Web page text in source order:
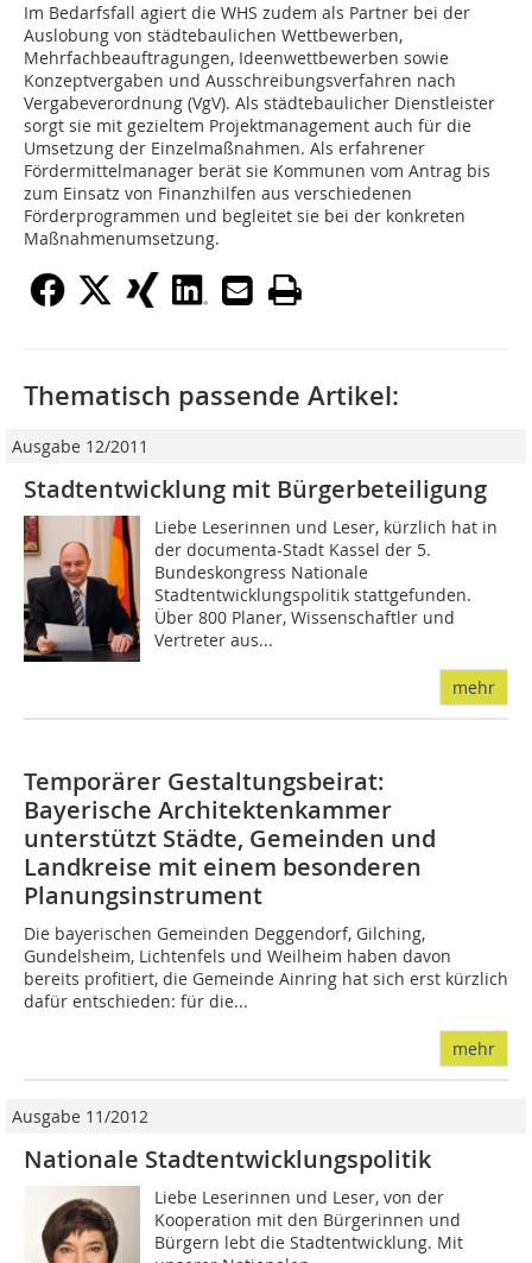
Im Bedarfsfall agiert die WHS zudem als Partner bei der
Auslobung von städtebaulichen Wettbewerben,
Mehrfachbeauftragungen, Ideenwettbewerben sowie
Konzeptvergaben und Ausschreibungsverfahren nach
Vergabeverordnung (VgV). Als städtebaulicher Dienstleister
sorgt sie mit gezieltem Projektmanagement auch für die
Umsetzung der Einzelmaßnahmen. Als erfahrener
Fördermittelmanager berät sie Kommunen vom Antrag bis
zum Einsatz von Finanzhilfen aus verschiedenen
Förderprogrammen und begleitet sie bei der konkreten
Maßnahmenumsetzung.
Thematisch passende Artikel:
Ausgabe 12/2011
Stadtentwicklung mit Bürgerbeteiligung
Liebe Leserinnen und Leser, kürzlich hat in
der documenta-Stadt Kassel der 5.
Bundeskongress Nationale
Stadtentwicklungspolitik stattgefunden.
Über 800 Planer, Wissenschaftler und
Vertreter aus...
mehr
Temporärer Gestaltungsbeirat:
Bayerische Architektenkammer
unterstützt Städte, Gemeinden und
Landkreise mit einem besonderen
Planungsinstrument
Die bayerischen Gemeinden Deggendorf, Gilching,
Gundelsheim, Lichtenfels und Weilheim haben davon
bereits profitiert, die Gemeinde Ainring hat sich erst kürzlich
dafür entschieden: für die...
mehr
Ausgabe 11/2012
Nationale Stadt­entwicklungspolitik
Liebe Leserinnen und Leser, von der
Kooperation mit den Bürgerinnen und
Bürgern lebt die Stadtentwicklung. Mit